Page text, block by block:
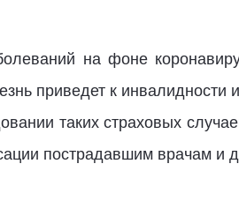
на фоне
приведет к инвалидности
таких страховых
пострадавшим врачам и